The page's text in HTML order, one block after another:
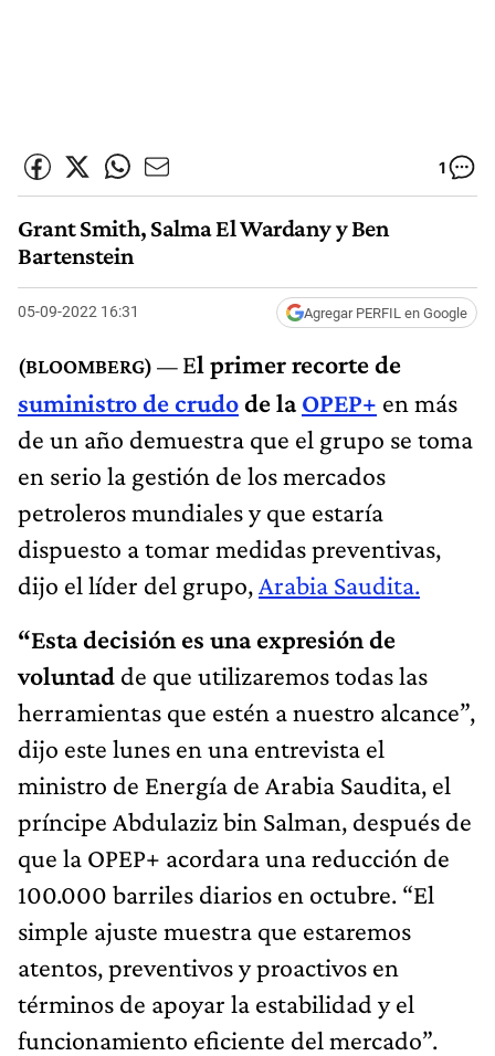
1
Grant Smith, Salma El Wardany y Ben
Bartenstein
05-09-2022 16:31 Agregar PERFIL en Google
El primer recorte de
suministro de crudode laOPEP+ en más
de un año demuestra que el grupo se toma
en serio la gestión de los mercados
petroleros mundiales y que estaría
dispuesto a tomar medidas preventivas,
dijo el líder del grupo, Arabia Saudita.
“Esta decisión es una expresión de
voluntad de que utilizaremos todas las
herramientas que estén a nuestro alcance”,
dijo este lunes en una entrevista el
ministro de Energía de Arabia Saudita, el
príncipe Abdulaziz bin Salman, después de
que la OPEP+ acordara una reducción de
100.000 barriles diarios en octubre. “El
simple ajuste muestra que estaremos
atentos, preventivos y proactivos en
términos de apoyar la estabilidad y el
funcionamiento eficiente del mercado”.